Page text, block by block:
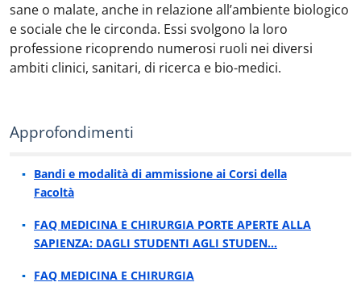
sane o malate, anche in relazione all’ambiente biologico
e sociale che le circonda. Essi svolgono la loro
professione ricoprendo numerosi ruoli nei diversi
ambiti clinici, sanitari, di ricerca e bio-medici.
Approfondimenti
Bandi e modalità di ammissione ai Corsi della
Facoltà
FAQ MEDICINA E CHIRURGIA PORTE APERTE ALLA
SAPIENZA: DAGLI STUDENTI AGLI STUDEN…
FAQ MEDICINA E CHIRURGIA